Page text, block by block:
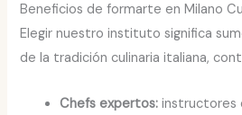
Beneficios de formarte en Milano
Elegir nuestro instituto significa
de la tradición culinaria italiana,
Chefs expertos: instructores